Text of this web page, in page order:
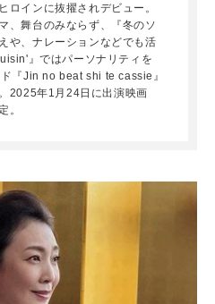
ロインに抜擢されデビュー。
、舞台のみならず、『冬のソ
や、ナレーションなどでも活
』ではパーソナリティを
『Jin no beat shi te cassie』
2025年1月24日に出演映画
。